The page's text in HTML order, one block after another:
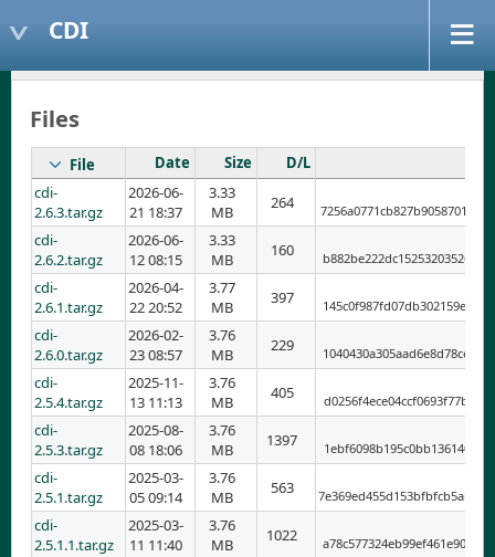
CDI
Files
File Date Size
D/L
cdi-
2.6.3.tar.gz
2026-06-
21 18:37
3.33
MB
264
cdi-
2.6.2.tar.gz
2026-06-
12 08:15
3.33
MB
160
cdi-
2.6.1.tar.gz
2026-04-
22 20:52
3.77
MB
397
cdi-
2.6.0.tar.gz
2026-02-
23 08:57
3.76
MB
229
cdi-
2.5.4.tar.gz
2025-11-
13 11:13
3.76
MB
405
cdi-
2.5.3.tar.gz
2025-08-
08 18:06
3.76
MB
1397
cdi-
2.5.1.tar.gz
2025-03-
05 09:14
3.76
MB
563
cdi-
2.5.1.1.tar.gz
2025-03-
11 11:40
3.76
MB
1022